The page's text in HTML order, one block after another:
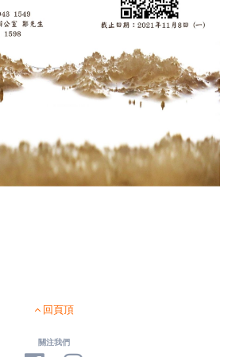
回頁頂
關注我們